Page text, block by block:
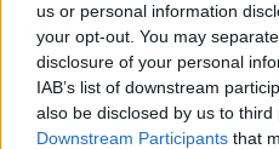
us or personal information
your opt-out. You may
disclosure of your personal
IAB’s list of downstream
also be disclosed by us to third
Downstream Participants that
El chisme en 3
👀Wyndham Clark ganó su
golpe de renta sobre Sam